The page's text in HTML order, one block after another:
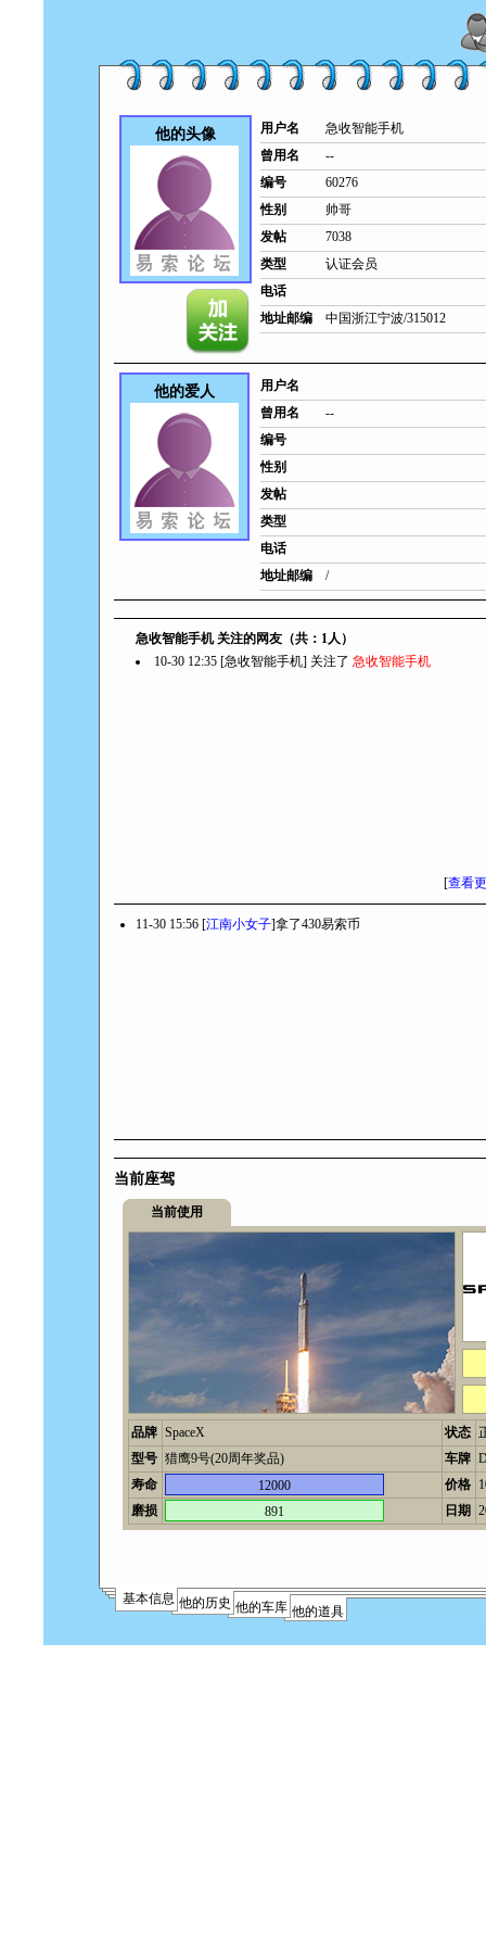
他的头像 用户名
急收智能手机
曾用名
--
编号
60276
性别
帅哥
发帖
7038
类型
认证会员
电话
地址邮编
中国浙江宁波/315012
他的爱人
用户名
曾用名
--
编号
性别
发帖
类型
电话
地址邮编
/
急收智能手机 关注的网友（共：1人）
10-30 12:35 [急收智能手机] 关注了 急收智能手机
[查看
11-30 15:56 [江南小女子]拿了430易索币
当前座驾
当前使用
品牌 SpaceX 状态
型号 猎鹰9号(20周年奖品) 车牌
寿命
12000 价格
磨损
891 日期
基本信息 他的历史 他的车库 他的道具